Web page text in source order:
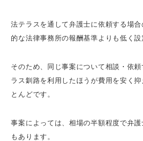
法テラスを通して弁護士に依頼する場
的な法律事務所の報酬基準よりも低く設
そのため、同じ事案について相談・依
ラス釧路を利用したほうが費用を安く
とんどです。
事案によっては、相場の半額程度で弁
もあります。